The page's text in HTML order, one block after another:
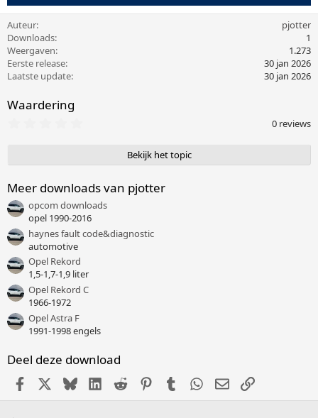
Auteur
pjotter
Downloads
1
Weergaven
1.273
Eerste release
30 jan 2026
Laatste update
30 jan 2026
Waardering
s
e
r
(
r
n
0 reviews
Bekijk het topic
Meer downloads van pjotter
opcom downloads
opel 1990-2016
haynes fault code&diagnostic
automotive
Opel Rekord
1,5-1,7-1,9 liter
Opel Rekord C
1966-1972
Opel Astra F
1991-1998 engels
Deel deze download
FacebookX (Twitter)
BlueskyLinkedIn
Reddit PinterestTumblr WhatsApp
E-mailLink